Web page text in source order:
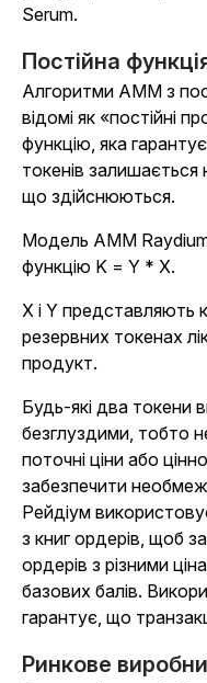
Serum.
Постійна
Алгоритми AMM з
відомі як «постійні
функцію, яка
токенів залишається
що здійснюються.
Модель AMM
функцію K = Y * X.
X і Y представляють
резервних токенах
продукт.
Будь-які два токени
безглуздими, тобто
поточні ціни або
забезпечити
Рейдіум
з книг ордерів, щоб
ордерів з різними
базових балів.
гарантує, що
Ринкове